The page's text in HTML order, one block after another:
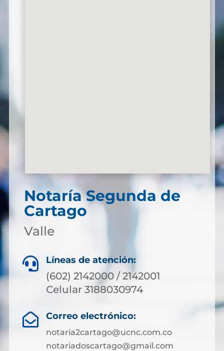
Notaría Segunda de
Cartago
Valle
 Líneas de atención:
(602) 2142000 / 2142001
Celular 3188030974
 Correo electrónico:
notaria2cartago@ucnc.com.co
notariadoscartago@gmail.com